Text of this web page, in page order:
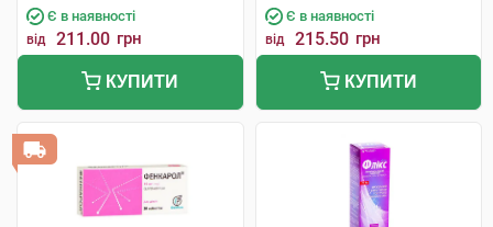
Є в наявності
від 211.00 грн
КУПИТИ
Є в наявності
від 215.50 грн
КУПИТИ